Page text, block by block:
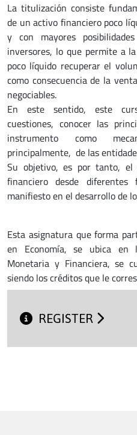
La titulización consiste
de un activo financiero poco
y con mayores
inversores, lo que permite a
poco líquido recuperar el
como consecuencia de la
negociables.
En este sentido, este
cuestiones, conocer las
instrumento como
principalmente, de las
Su objetivo, es por tanto,
financiero desde
manifiesto en el desarrollo de
Esta asignatura que forma
en Economía, se ubica en
Monetaria y Financiera, se
siendo los créditos que le
REGISTER